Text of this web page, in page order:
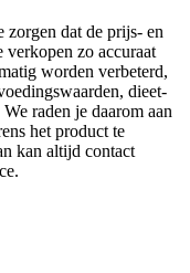
dat de prijs- en
zo accuraat
worden verbeterd,
dieet-
raden je daarom aan
het product te
kan altijd contact